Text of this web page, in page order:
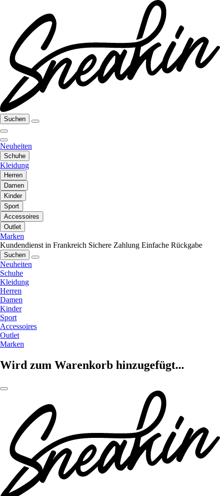
Suchen
Neuheiten
Schuhe
Kleidung
Herren
Damen
Kinder
Sport
Accessoires
Outlet
Marken
Kundendienst in Frankreich Sichere Zahlung Einfache Rückgabe
Suchen
Neuheiten
Schuhe
Kleidung
Herren
Damen
Kinder
Sport
Accessoires
Outlet
Marken
Wird zum Warenkorb hinzugefügt...